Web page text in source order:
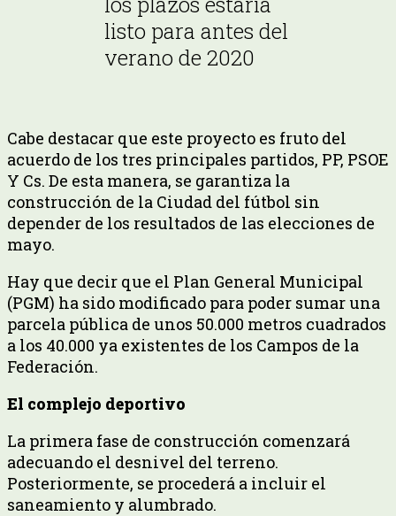
listo para antes del
verano de 2020
Cabe destacar que este proyecto es fruto del
acuerdo de los tres principales partidos, PP, PSOE
Y Cs. De esta manera, se garantiza la
construcción de la Ciudad del fútbol sin
depender de los resultados de las elecciones de
mayo.
Hay que decir que el Plan General Municipal
(PGM) ha sido modificado para poder sumar una
parcela pública de unos 50.000 metros cuadrados
a los 40.000 ya existentes de los Campos de la
Federación.
El complejo deportivo
La primera fase de construcción comenzará
adecuando el desnivel del terreno.
Posteriormente, se procederá a incluir el
saneamiento y alumbrado.